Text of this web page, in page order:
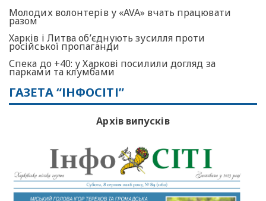
Молодих волонтерів у «AVA» вчать працювати
разом
Харків і Литва об’єднують зусилля проти
російської пропаганди
Спека до +40: у Харкові посилили догляд за
парками та клумбами
ГАЗЕТА “ІНФОСІТІ”
Архів випусків